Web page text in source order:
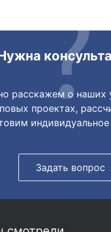
расскажем о наших
проектах,
Задать вопрос